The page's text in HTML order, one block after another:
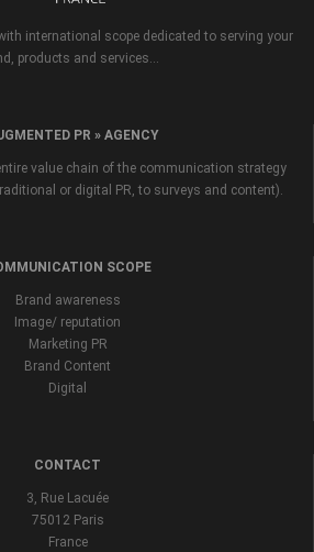
international scope dedicated to serving your
products and services...
PR » AGENCY
value chain of the communication strategy
or digital PR, to surveys and content).
SCOPE
Brand awareness
Image/ reputation
Marketing PR
Brand Content
Digital
CONTACT
3, Rue Lacuée
75012 Paris
France